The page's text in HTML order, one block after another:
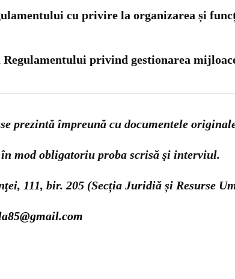
cu privire la organizarea și
privind gestionarea
prezintă împreună cu documentele
mod obligatoriu proba scrisă şi interviul.
111, bir. 205 (Secția Juridiă și Resurse